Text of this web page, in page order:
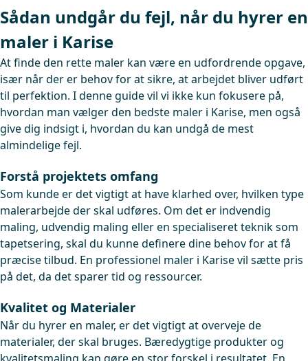
Sådan undgår du fejl, når du hyrer en
maler i Karise
At finde den rette maler kan være en udfordrende opgave,
især når der er behov for at sikre, at arbejdet bliver udført
til perfektion. I denne guide vil vi ikke kun fokusere på,
hvordan man vælger den bedste maler i Karise, men også
give dig indsigt i, hvordan du kan undgå de mest
almindelige fejl.
Forstå projektets omfang
Som kunde er det vigtigt at have klarhed over, hvilken type
malerarbejde der skal udføres. Om det er indvendig
maling, udvendig maling eller en specialiseret teknik som
tapetsering, skal du kunne definere dine behov for at få
præcise tilbud. En professionel maler i Karise vil sætte pris
på det, da det sparer tid og ressourcer.
Kvalitet og Materialer
Når du hyrer en maler, er det vigtigt at overveje de
materialer, der skal bruges. Bæredygtige produkter og